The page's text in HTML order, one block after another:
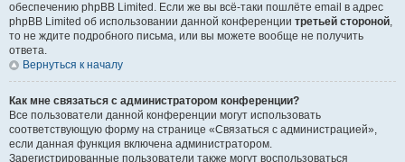
обеспечению phpBB Limited. Если же вы всё-таки пошлёте email в адрес
phpBB Limited об использовании данной конференции третьей стороной,
то не ждите подробного письма, или вы можете вообще не получить
ответа.
Вернуться к началу
Как мне связаться с администратором конференции?
Все пользователи данной конференции могут использовать
соответствующую форму на странице «Связаться с администрацией»,
если данная функция включена администратором.
Зарегистрированные пользователи также могут воспользоваться